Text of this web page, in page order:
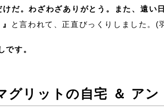
けだ。わざわざありがとう。また、遠い
と言われて、正直びっくりしました。(
です。
グリットの自宅 ＆ アン